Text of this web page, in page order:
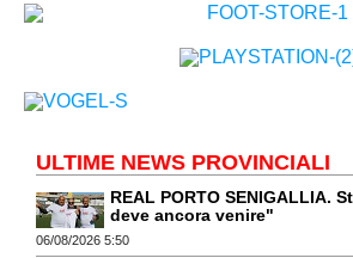
ULTIME NEWS PROVINCIALI
REAL PORTO SENIGALLIA.
deve ancora venire"
06/08/2026 5:50